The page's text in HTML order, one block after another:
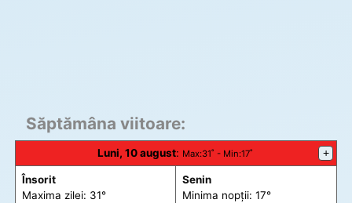
Săptămâna viitoare:
Luni, 10 august: Max:31˚ - Min:17˚ +
Însorit
Maxima zilei: 31°
Senin
Minima nopții: 17°